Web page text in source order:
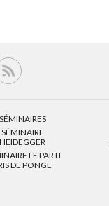
SÉMINAIRES
SÉMINAIRE
HEIDEGGER
LE PARTI
DE PONGE